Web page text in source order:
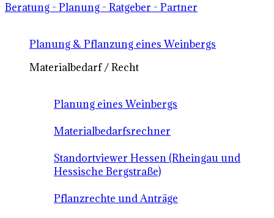
Beratung - Planung - Ratgeber - Partner
Planung & Pflanzung eines Weinbergs
Materialbedarf / Recht
Planung eines Weinbergs
Materialbedarfsrechner
Standortviewer Hessen (Rheingau und
Hessische Bergstraße)
Pflanzrechte und Anträge